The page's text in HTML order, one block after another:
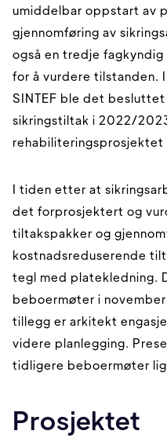
umiddelbar oppstart av
gjennomføring av
også en tredje fagkyndig
for å vurdere tilstanden.
SINTEF ble det
sikringstiltak i 2022/
I tiden etter at
det forprosjektert og
tiltakspakker og
kostnadsreduserende
tegl med platekledning.
beboermøter i
tillegg er arkitekt
videre planlegging.
tidligere beboermøter
Prosjektet